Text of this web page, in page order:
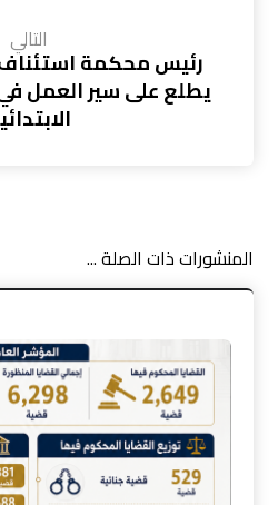
التالي
رئيس محكمة
يطلع على سير العمل
المنشورات ذات الصلة ...